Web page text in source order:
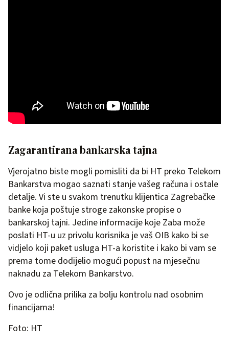
Zagarantirana bankarska tajna
Vjerojatno biste mogli pomisliti da bi HT preko Telekom
Bankarstva mogao saznati stanje vašeg računa i ostale
detalje. Vi ste u svakom trenutku klijentica Zagrebačke
banke koja poštuje stroge zakonske propise o
bankarskoj tajni. Jedine informacije koje Zaba može
poslati HT-u uz privolu korisnika je vaš OIB kako bi se
vidjelo koji paket usluga HT-a koristite i kako bi vam se
prema tome dodijelio mogući popust na mjesečnu
naknadu za Telekom Bankarstvo.
Ovo je odlična prilika za bolju kontrolu nad osobnim
financijama!
Foto: HT